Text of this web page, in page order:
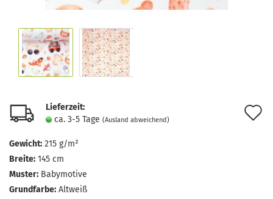
Lieferzeit:
ca. 3-5 Tage (Ausland abweichend)
Gewicht: 215 g/m²
Breite: 145 cm
Muster: Babymotive
Grundfarbe: Altweiß